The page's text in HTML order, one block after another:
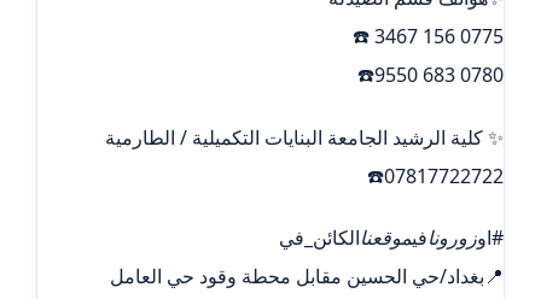
0775 156 3467 ☎️
0780 683 9550☎️
✨ كلية الرشيد الجامعة البنايات التكميلية / الطارمية
07817722722☎️
#اوزورونافيموقعناالكائن_في
📍بغداد/حي الحسين مقابل محطة وقود حي العامل